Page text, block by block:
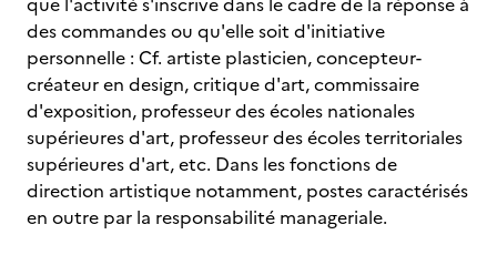
des commandes ou qu'elle soit d'initiative
personnelle : Cf. artiste plasticien, concepteur-
créateur en design, critique d'art, commissaire
d'exposition, professeur des écoles nationales
supérieures d'art, professeur des écoles territoriales
supérieures d'art, etc. Dans les fonctions de
direction artistique notamment, postes caractérisés
en outre par la responsabilité manageriale.